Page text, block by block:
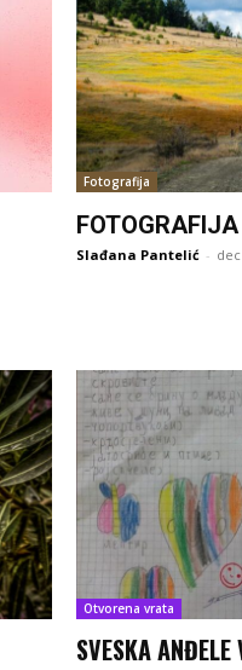
Fotografija
Slađana Pantelić -
Otvorena vrata
SVESKA ANĐELE